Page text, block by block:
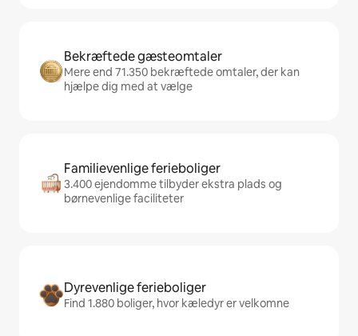
Bekræftede gæsteomtaler
Mere end 71.350 bekræftede omtaler, der kan
hjælpe dig med at vælge
Familievenlige ferieboliger
3.400 ejendomme tilbyder ekstra plads og
børnevenlige faciliteter
Dyrevenlige ferieboliger
Find 1.880 boliger, hvor kæledyr er velkomne